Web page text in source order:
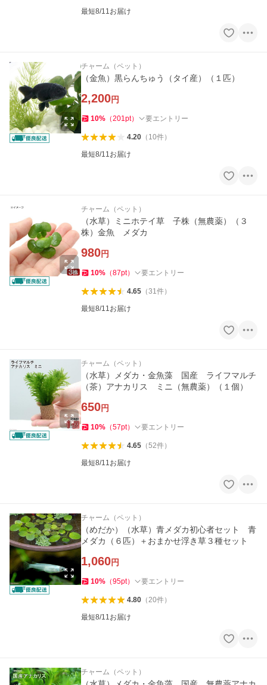
最短8/11お届け
チャーム（ペット）
（金魚）黒らんちゅう（タイ産）（１匹）
2,200円
10% （201pt） 要エントリー
4.20（ 10件）
最短8/11お届け
チャーム（ペット）
（水草）ミニホテイ草 子株（無農薬）（３
株）金魚 メダカ
980円
10% （87pt） 要エントリー
4.65（31件）
最短8/11お届け
チャーム（ペット）
（水草）メダカ・金魚藻 国産 ライフマルチ
（茶）アナカリス ミニ（無農薬）（１個）
650円
10% （57pt） 要エントリー
4.65（52件）
最短8/11お届け
チャーム（ペット）
（めだか）（水草）青メダカ初心者セット 青
メダカ（６匹）＋おまかせ浮き草３種セット
1,060円
10% （95pt） 要エントリー
4.80（20件）
最短8/11お届け
チャーム（ペット）